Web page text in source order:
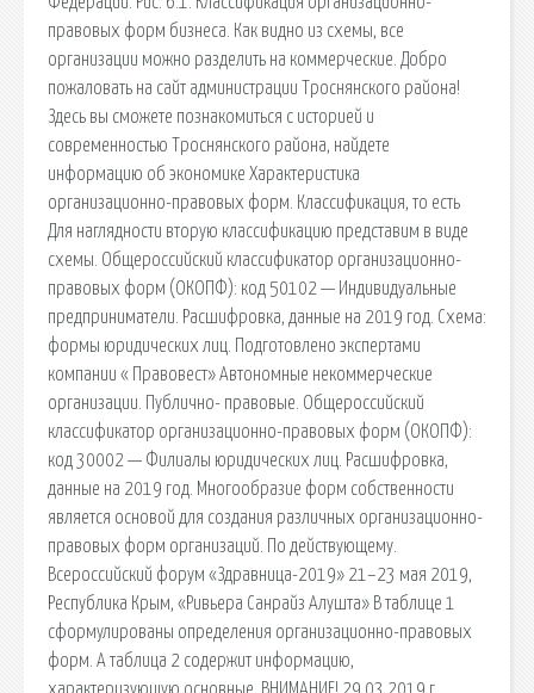
правовых форм бизнеса. Как видно из схемы, все
организации можно разделить на коммерческие. Добро
пожаловать на сайт администрации Троснянского района!
Здесь вы сможете познакомиться с историей и
современностью Троснянского района, найдете
информацию об экономике Характеристика
организационно-правовых форм. Классификация, то есть
Для наглядности вторую классификацию представим в виде
схемы. Общероссийский классификатор организационно-
правовых форм (ОКОПФ): код 50102 — Индивидуальные
предприниматели. Расшифровка, данные на 2019 год. Схема:
формы юридических лиц. Подготовлено экспертами
компании « Правовест» Автономные некоммерческие
организации. Публично- правовые. Общероссийский
классификатор организационно-правовых форм (ОКОПФ):
код 30002 — Филиалы юридических лиц. Расшифровка,
данные на 2019 год. Многообразие форм собственности
является основой для создания различных организационно-
правовых форм организаций. По действующему.
Всероссийский форум «Здравница-2019» 21–23 мая 2019,
Республика Крым, «Ривьера Санрайз Алушта» В таблице 1
сформулированы определения организационно-правовых
форм. А таблица 2 содержит информацию,
характеризующую основные. ВНИМАНИЕ! 29.03.2019 г.